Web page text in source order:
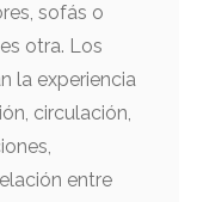
sofás o
otra. Los
la experiencia
circulación,
entre